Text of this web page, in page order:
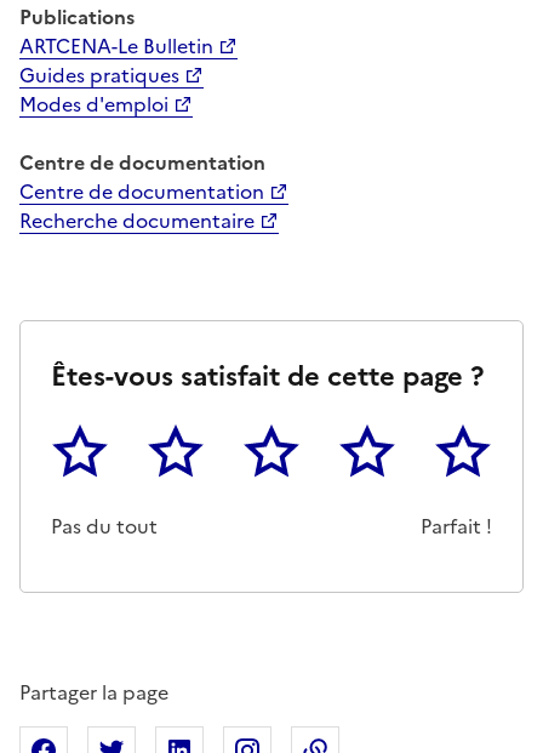
Publications
ARTCENA-Le Bulletin
Guides pratiques
Modes d'emploi
Centre de documentation
Centre de documentation
Recherche documentaire
Êtes-vous satisfait de cette page ?
1
Pas du tout
2 3 4 5
Parfait !
Partager la page